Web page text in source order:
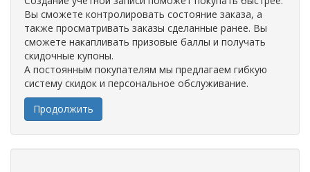
Вы сможете контролировать состояние заказа, а
также просматривать заказы сделанные ранее. Вы
сможете накапливать призовые баллы и получать
скидочные купоны.
А постоянным покупателям мы предлагаем гибкую
систему скидок и персональное обслуживание.
Продолжить